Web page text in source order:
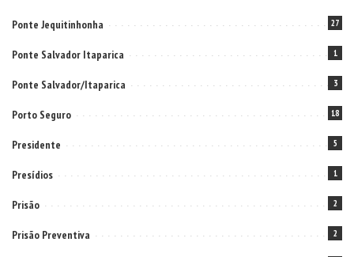
Ponte Jequitinhonha 27
Ponte Salvador Itaparica 1
Ponte Salvador/Itaparica 3
Porto Seguro 18
Presidente 5
Presídios 1
Prisão 2
Prisão Preventiva 2